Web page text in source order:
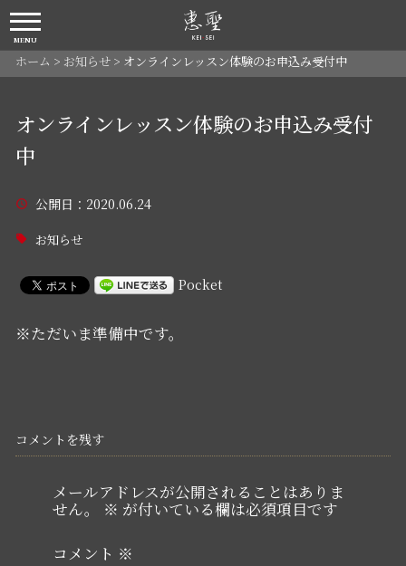
MENU
ホーム > お知らせ> オンラインレッスン体験のお申込み受付中
オンラインレッスン体験のお申込み受付
中
公開日 ：2020.06.24
お知らせ
Pocket
※ただいま準備中です。
コメントを残す
メールアドレスが公開されることはありま
せん。 ※ が付いている欄は必須項目です
コメント ※